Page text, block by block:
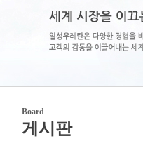
Board
게시판